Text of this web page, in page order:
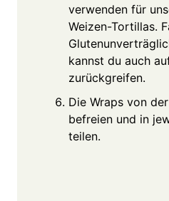
verwenden für
Weizen-Tortillas.
kannst du auch
zurückgreifen.
Die Wraps von
befreien und in
teilen.